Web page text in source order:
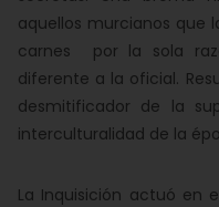
aquellos murcianos que
carnes por la sola
diferente a la oficial.
desmitificador de la
interculturalidad de la
La Inquisición actuó en